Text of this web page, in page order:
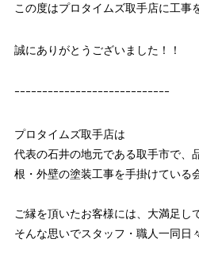
この度はプロタイムズ取手店に工事
誠にありがとうございました！！
ｰｰｰｰｰｰｰｰｰｰｰｰｰｰｰｰｰｰｰｰｰｰｰｰｰｰｰｰ
プロタイムズ取手店は
代表の石井の地元である取手市で、
根・外壁の塗装工事を手掛けている
ご縁を頂いたお客様には、大満足し
そんな思いでスタッフ・職人一同日